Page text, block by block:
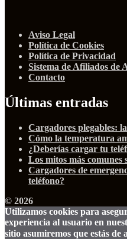
Aviso Legal
Política de Cookies
Política de Privacidad
Sistema de Afiliados de
Contacto
Últimas entradas
Cargadores plegables:
Cómo la temperatura
¿Deberías cargar tu
Los mitos más comunes
Cargadores de
teléfono?
© 2026
Utilizamos cookies para
experiencia al usuario en
sitio asumiremos que estás de